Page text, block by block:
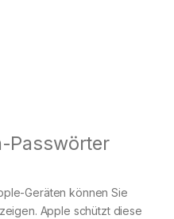
Passwörter
Geräten können Sie
Apple schützt diese